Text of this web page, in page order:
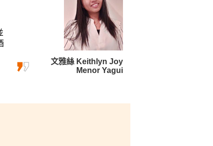
文雅絲 Keithlyn Joy
Menor Yagui